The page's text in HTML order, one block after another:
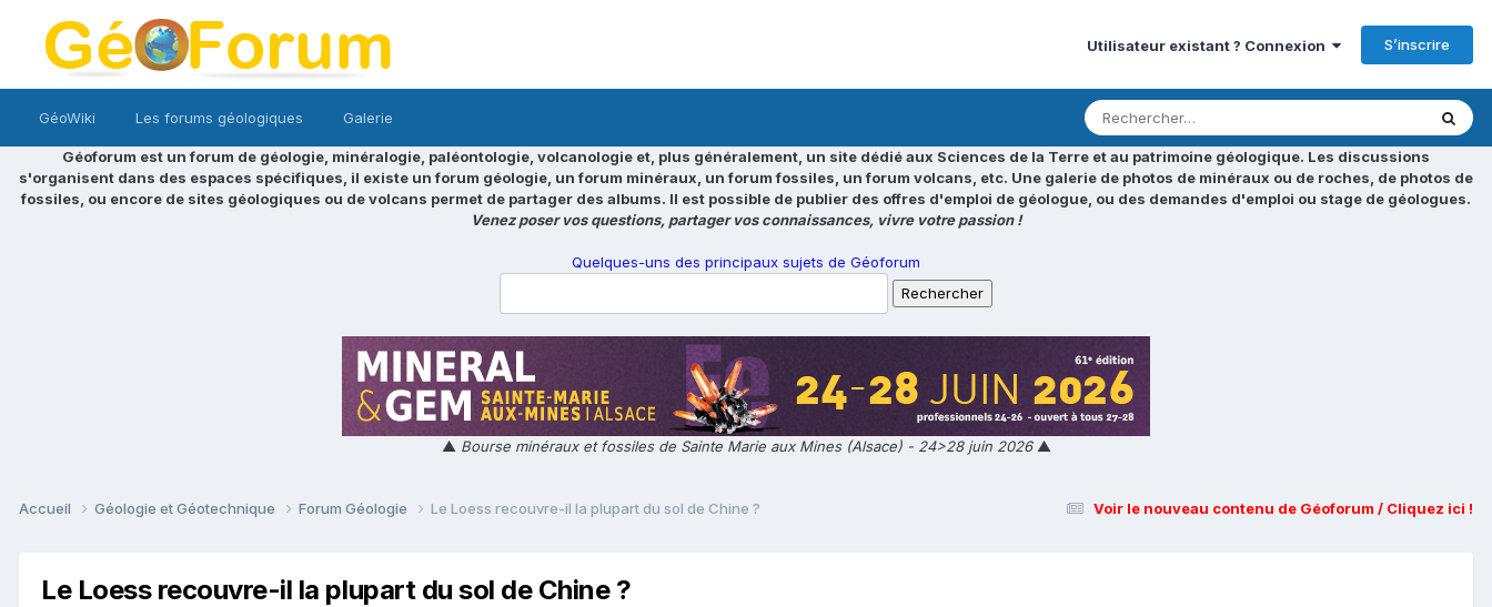
Utilisateur existant ? Connexion S’inscrire
GéoWiki Les forums géologiques Galerie
Géoforum est un forum de géologie, minéralogie, paléontologie, volcanologie et, plus généralement, un site dédié aux Sciences de la Terre et au patrimoine géologique. Les discussions
s'organisent dans des espaces spécifiques, il existe un forum géologie, un forum minéraux, un forum fossiles, un forum volcans, etc. Une galerie de photos de minéraux ou de roches, de photos de
fossiles, ou encore de sites géologiques ou de volcans permet de partager des albums. Il est possible de publier des offres d'emploi de géologue, ou des demandes d'emploi ou stage de géologues.
Venez poser vos questions, partager vos connaissances, vivre votre passion !
Quelques-uns des principaux sujets de Géoforum
▲ Bourse minéraux et fossiles de Sainte Marie aux Mines (Alsace) - 24>28 juin 2026▲
Voir le nouveau contenu de Géoforum / Cliquez ici !
Accueil Géologie et Géotechnique Forum Géologie Le Loess recouvre-il la plupart du sol de Chine ?
Le Loess recouvre-il la plupart du sol de Chine ?